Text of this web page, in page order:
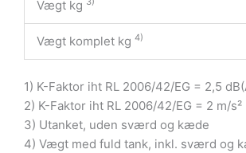
Vægt kg
Vægt komplet kg 4)
1) K-Faktor iht RL 2006/42/EG = 2,5
2) K-Faktor iht RL 2006/42/EG = 2 m/s²
3) Utanket, uden sværd og kæde
4) Vægt med fuld tank, inkl. sværd og